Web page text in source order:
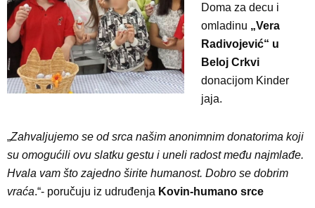
Doma za decu i
omladinu „Vera
Radivojević“ u
Beloj Crkvi
donacijom Kinder
jaja.
„Zahvaljujemo se od srca našim anonimnim donatorima koji
su omogućili ovu slatku gestu i uneli radost među najmlađe.
Hvala vam što zajedno širite humanost. Dobro se dobrim
vraća.“- poručuju iz udruđenja Kovin-humano srce